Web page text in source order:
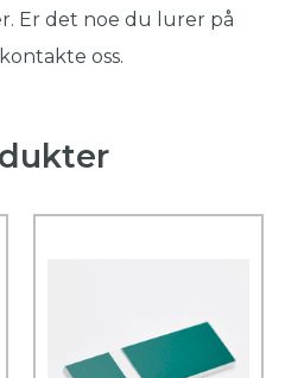
Er det noe du lurer på
oss.